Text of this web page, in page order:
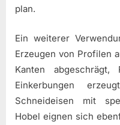
plan.
Ein weiterer
Erzeugen von Profilen
Kanten abgeschrägt,
Einkerbungen
Schneideisen mit
Hobel eignen sich